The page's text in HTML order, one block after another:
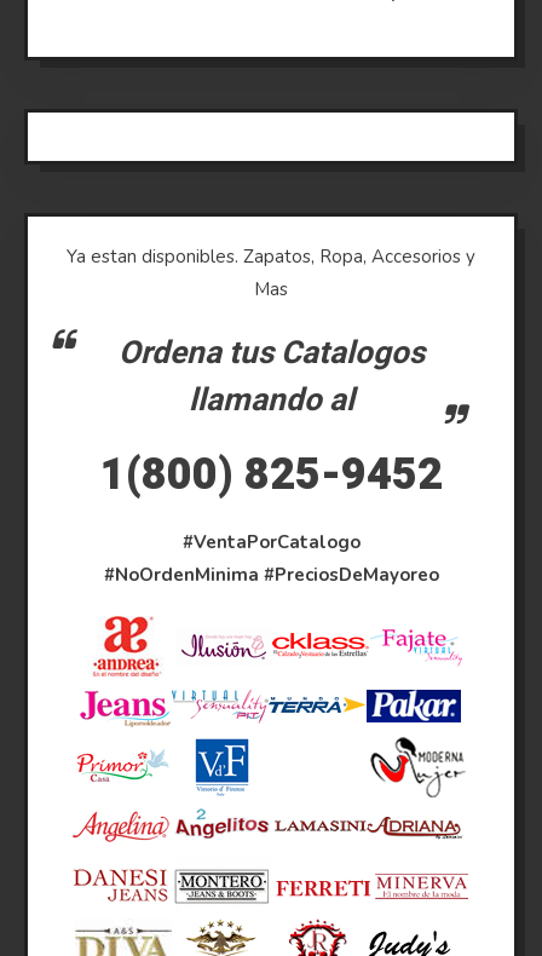
Ya estan disponibles. Zapatos, Ropa, Accesorios y
Mas
Ordena tus Catalogos
llamando al
1(800) 825-9452
#VentaPorCatalogo
#NoOrdenMinima #PreciosDeMayoreo